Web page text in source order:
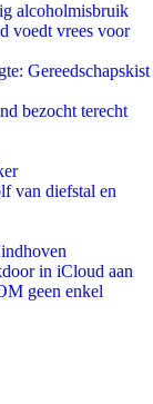
alcoholmisbruik
voedt vrees voor
Gereedschapskist
bezocht terecht
van diefstal en
in iCloud aan
geen enkel